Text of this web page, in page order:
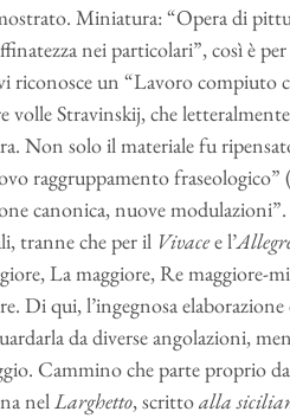
Miniatura: “Opera di
nei particolari”, così è
un “Lavoro compiuto
volle Stravinskij, che
Non solo il materiale fu
raggruppamento fraseologico”
canonica, nuove
tranne che per il Vivacee l’
La maggiore, Re maggiore-
Di qui, l’ingegnosa
da diverse angolazioni,
Cammino che parte proprio
nelLarghetto, scrittoalla